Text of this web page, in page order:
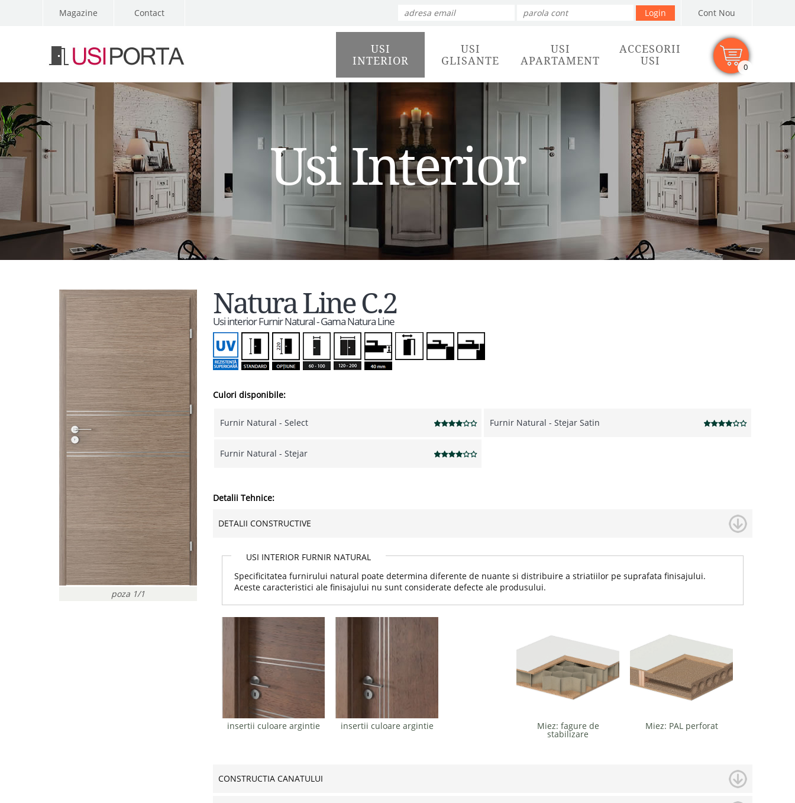
Magazine Contact Cont Nou
0
USI
INTERIOR
USI
GLISANTE
USI
APARTAMENT
ACCESORII
USI
Usi Interior
poza 1/1
Natura Line C.2
Usi interior Furnir Natural - Gama Natura Line
Culori disponibile:
Furnir Natural - Select
Furnir Natural - Stejar
Furnir Natural - Stejar Satin
Detalii Tehnice:
DETALII CONSTRUCTIVE
USI INTERIOR FURNIR NATURAL
Specificitatea furnirului natural poate determina diferente de nuante si distribuire a striatiilor pe suprafata finisajului.
Aceste caracteristici ale finisajului nu sunt considerate defecte ale produsului.
insertii culoare argintie insertii culoare argintie Miez: PAL perforat
Miez: fagure de
stabilizare
CONSTRUCTIA CANATULUI